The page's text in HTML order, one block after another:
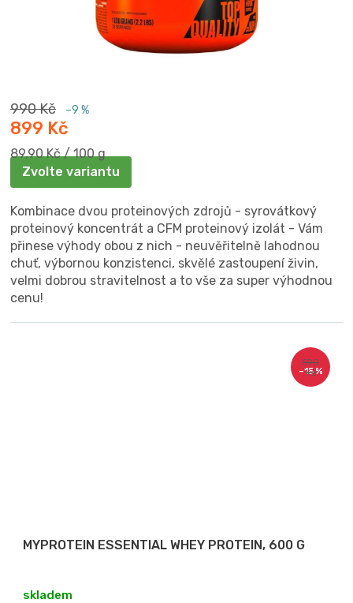
990 Kč –9 %
899 Kč
Měrná
cena:
89,90 Kč / 100 g
Zvolte variantu
Kombinace dvou proteinových zdrojů - syrovátkový
proteinový koncentrát a CFM proteinový izolát - Vám
přinese výhody obou z nich - neuvěřitelně lahodnou
chuť, výbornou konzistenci, skvělé zastoupení živin,
velmi dobrou stravitelnost a to vše za super výhodnou
cenu!
590
Kč
–15 %
MYPROTEIN ESSENTIAL WHEY PROTEIN, 600 G
skladem